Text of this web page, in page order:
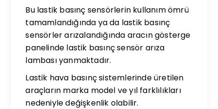
Bu lastik basınç sensörlerin kullanım ömrü
tamamlandığında ya da lastik basınç
sensörler arızalandığında aracın gösterge
panelinde lastik basınç sensör arıza
lambası yanmaktadır.
Lastik hava basınç sistemlerinde üretilen
araçların marka model ve yıl farklılıkları
nedeniyle değişkenlik olabilir.